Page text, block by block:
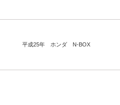
平成25年 ホンダ N-BOX